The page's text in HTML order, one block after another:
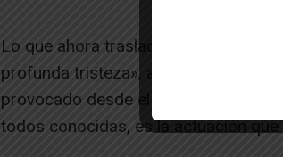
Lo que ahora trasladamos a
profunda tristeza», aseguran desde
provocado desde el convencimiento
todos conocidas, es la actuación